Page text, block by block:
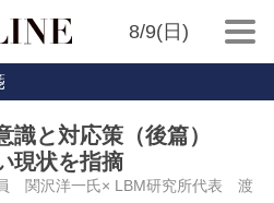
8/9(日)
と対応策（後篇）
現状を指摘
関沢洋一氏× LBM研究所代表 渡